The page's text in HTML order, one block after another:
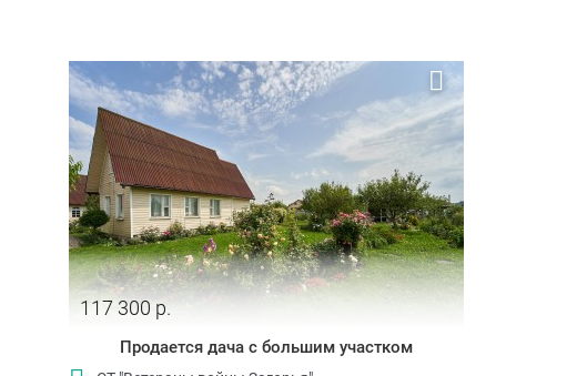
117 300 р.
Продается дача с большим участком